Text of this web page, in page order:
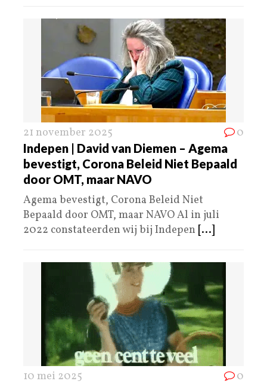
21 november 2025 0
Indepen | David van Diemen – Agema
bevestigt, Corona Beleid Niet Bepaald
door OMT, maar NAVO
Agema bevestigt, Corona Beleid Niet
Bepaald door OMT, maar NAVO Al in juli
2022 constateerden wij bij Indepen [...]
10 mei 2025 0